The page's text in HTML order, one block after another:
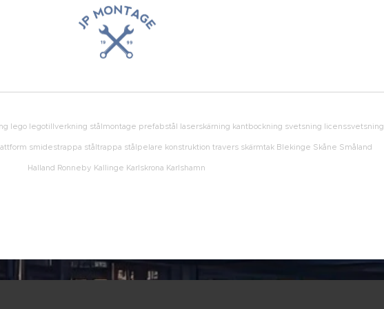
lego legotillverkning stålmontage prefabstål laserskärning kantbockning svetsning licenssvetsning
smidestrappa ståltrappa stålpelare konstruktion travers skärmtak Blekinge Skåne Småland
Halland Ronneby Kallinge Karlskrona Karlshamn